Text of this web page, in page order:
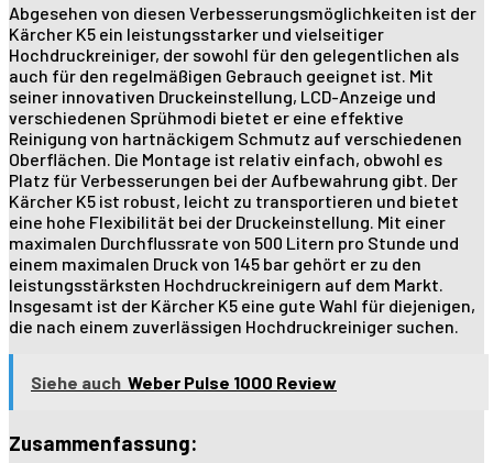
Abgesehen von diesen Verbesserungsmöglichkeiten ist der
Kärcher K5 ein leistungsstarker und vielseitiger
Hochdruckreiniger, der sowohl für den gelegentlichen als
auch für den regelmäßigen Gebrauch geeignet ist. Mit
seiner innovativen Druckeinstellung, LCD-Anzeige und
verschiedenen Sprühmodi bietet er eine effektive
Reinigung von hartnäckigem Schmutz auf verschiedenen
Oberflächen. Die Montage ist relativ einfach, obwohl es
Platz für Verbesserungen bei der Aufbewahrung gibt. Der
Kärcher K5 ist robust, leicht zu transportieren und bietet
eine hohe Flexibilität bei der Druckeinstellung. Mit einer
maximalen Durchflussrate von 500 Litern pro Stunde und
einem maximalen Druck von 145 bar gehört er zu den
leistungsstärksten Hochdruckreinigern auf dem Markt.
Insgesamt ist der Kärcher K5 eine gute Wahl für diejenigen,
die nach einem zuverlässigen Hochdruckreiniger suchen.
Siehe auch Weber Pulse 1000 Review
Zusammenfassung: